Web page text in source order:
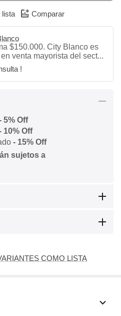
lista Comparar
$150.000. City Blanco es
venta mayorista del sect...
!
5% Off
10% Off
- 15% Off
sujetos a
COMO LISTA